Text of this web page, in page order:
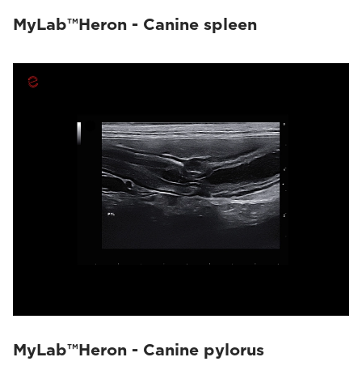
MyLab™Heron - Canine spleen
MyLab™Heron - Canine pylorus